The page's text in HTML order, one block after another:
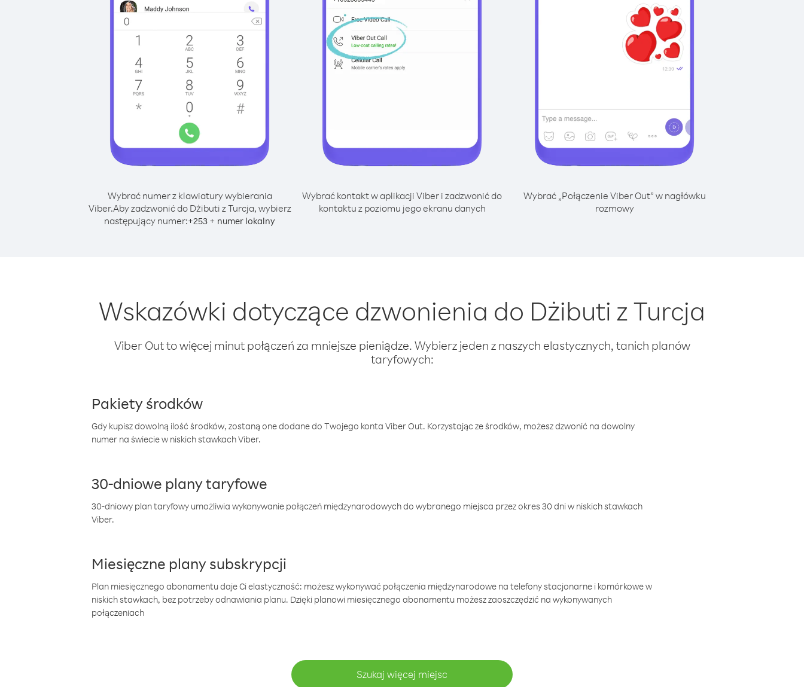
Wybrać numer z klawiatury wybierania
Viber.Aby zadzwonić do Dżibuti z Turcja, wybierz
następujący numer:+253 + numer lokalny
Wybrać kontakt w aplikacji Viber i zadzwonić do
kontaktu z poziomu jego ekranu danych
Wybrać „Połączenie Viber Out” w nagłówku
rozmowy
Wskazówki dotyczące dzwonienia do Dżibuti z Turcja
Viber Out to więcej minut połączeń za mniejsze pieniądze. Wybierz jeden z naszych elastycznych, tanich planów
taryfowych:
Pakiety środków
Gdy kupisz dowolną ilość środków, zostaną one dodane do Twojego konta Viber Out. Korzystając ze środków, możesz dzwonić na dowolny
numer na świecie w niskich stawkach Viber.
30-dniowe plany taryfowe
30-dniowy plan taryfowy umożliwia wykonywanie połączeń międzynarodowych do wybranego miejsca przez okres 30 dni w niskich stawkach
Viber.
Miesięczne plany subskrypcji
Plan miesięcznego abonamentu daje Ci elastyczność: możesz wykonywać połączenia międzynarodowe na telefony stacjonarne i komórkowe w
niskich stawkach, bez potrzeby odnawiania planu. Dzięki planowi miesięcznego abonamentu możesz zaoszczędzić na wykonywanych
połączeniach
Szukaj więcej miejsc